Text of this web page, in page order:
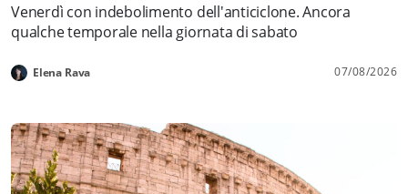
Venerdì con indebolimento dell'anticiclone. Ancora
qualche temporale nella giornata di sabato
Elena Rava 07/08/2026